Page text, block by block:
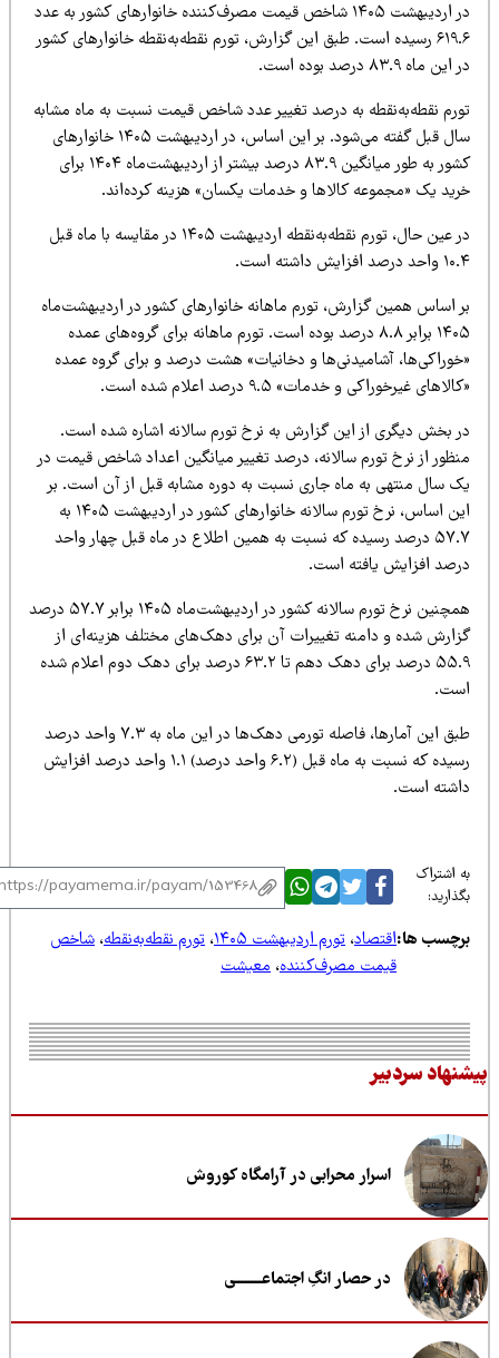
در اردیبهشت ۱۴۰۵ شاخص قیمت مصرف‌کننده خانوارهای کشور به عدد
۶۱۹.۶ رسیده است. طبق این گزارش، تورم نقطه‌به‌نقطه خانوارهای کشور
ماه ۸۳.۹ درصد بوده است.
نقطه‌به‌نقطه به درصد تغییر عدد شاخص قیمت نسبت به ماه مشابه
سال قبل گفته می‌شود. بر این اساس، در اردیبهشت ۱۴۰۵ خانوارهای
کشور به طور میانگین ۸۳.۹ درصد بیشتر از اردیبهشت‌ماه ۱۴۰۴ برای
یک «مجموعه کالاها و خدمات یکسان» هزینه کرده‌اند.
در عین حال، تورم نقطه‌به‌نقطه اردیبهشت ۱۴۰۵ در مقایسه با ماه قبل
اساس همین گزارش، تورم ماهانه خانوارهای کشور در اردیبهشت‌ماه
۱۴۰۵ برابر ۸.۸ درصد بوده است. تورم ماهانه برای گروه‌های عمده
آشامیدنی‌ها و دخانیات» هشت درصد و برای گروه عمده
غیرخوراکی و خدمات» ۹.۵ درصد اعلام شده است.
بخش دیگری از این گزارش به نرخ تورم سالانه اشاره شده است.
از نرخ تورم سالانه، درصد تغییر میانگین اعداد شاخص قیمت در
سال منتهی به ماه جاری نسبت به دوره مشابه قبل از آن است. بر
این اساس، نرخ تورم سالانه خانوارهای کشور در اردیبهشت ۱۴۰۵ به
۵۷.۷ درصد رسیده که نسبت به همین اطلاع در ماه قبل چهار واحد
افزایش یافته است.
همچنین نرخ تورم سالانه کشور در اردیبهشت‌ماه ۱۴۰۵ برابر ۵۷.۷ درصد
شده و دامنه تغییرات آن برای دهک‌های مختلف هزینه‌ای از
۵۵.۹ درصد برای دهک دهم تا ۶۳.۲ درصد برای دهک دوم اعلام شده
طبق این آمارها، فاصله تورمی دهک‌ها در این ماه به ۷.۳ واحد درصد
رسیده که نسبت به ماه قبل (۶.۲ واحد درصد) ۱.۱ واحد درصد افزایش
است.
اشتراک
ها:اقتصاد،تورم اردیبهشت ۱۴۰۵ ،تورم نقطه‌به‌نقطه،شاخص
قیمت مصرف‌کننده،معیشت
سردبیر
اسرار محرابی در آرامگاه کوروش
در حصار انگِ اجتماعــــــــی